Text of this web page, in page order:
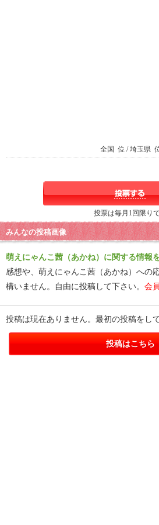
全国 位 / 埼玉県
投票は毎月1回限り
みんなの投稿画像
萌えにゃんこ茜（あかね）に関する情報
感想や、萌えにゃんこ茜（あかね）への
構いません。自由に投稿して下さい。 会
投稿は現在ありません。最初の投稿をし
投稿はこちら